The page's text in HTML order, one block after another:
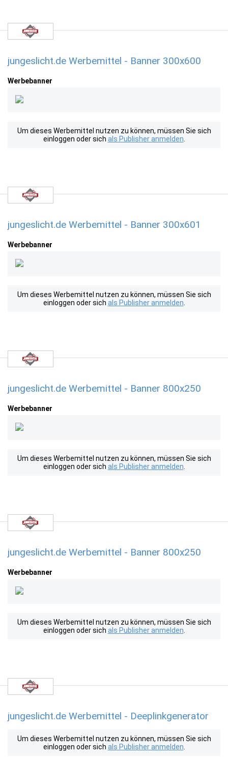
jungeslicht.de Werbemittel - Banner 300x600
Werbebanner
Um dieses Werbemittel nutzen zu können, müssen Sie sich
einloggen oder sich als Publisher anmelden
jungeslicht.de Werbemittel - Banner 300x601
Werbebanner
Um dieses Werbemittel nutzen zu können, müssen Sie sich
einloggen oder sich als Publisher anmelden
jungeslicht.de Werbemittel - Banner 800x250
Werbebanner
Um dieses Werbemittel nutzen zu können, müssen Sie sich
einloggen oder sich als Publisher anmelden
jungeslicht.de Werbemittel - Banner 800x250
Werbebanner
Um dieses Werbemittel nutzen zu können, müssen Sie sich
einloggen oder sich als Publisher anmelden
jungeslicht.de Werbemittel - Deeplinkgenerator
Um dieses Werbemittel nutzen zu können, müssen Sie sich
einloggen oder sich als Publisher anmelden